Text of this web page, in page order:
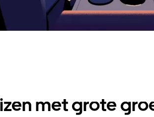
met grote